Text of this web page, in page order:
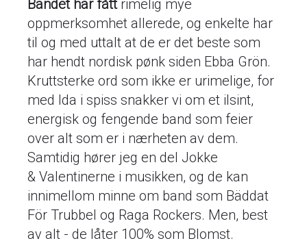
Bandet har fåttrimelig mye
oppmerksomhet allerede, og enkelte har
til og med uttalt at de er det beste som
har hendt nordisk pønk siden Ebba Grön.
Kruttsterke ord som ikke er urimelige, for
med Ida i spiss snakker vi om et ilsint,
energisk og fengende band som feier
over alt som er i nærheten av dem.
Samtidig hører jeg en del Jokke
& Valentinerne i musikken, og de kan
innimellom minne om band som Bäddat
För Trubbel og Raga Rockers. Men, best
av alt - de låter 100% som Blomst.